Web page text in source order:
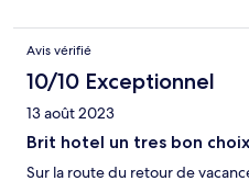
Avis vérifié
10/10 Exceptionnel
13 août 2023
Brit hotel un tres bon choix
Sur la route du retour de